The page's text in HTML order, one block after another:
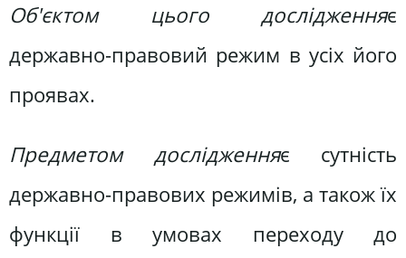
Об'єктом цього дослідженняє
державно-правовий режим в усіх його
проявах.
Предметом дослідженняє сутність
державно-правових режимів, а також їх
функції в умовах переходу до